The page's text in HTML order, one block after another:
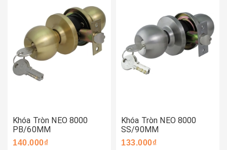
Khóa Tròn NEO 8000
PB/60MM
140.000₫
Khóa Tròn NEO 8000
SS/90MM
133.000₫